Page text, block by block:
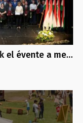
el évente a me…